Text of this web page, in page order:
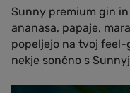
Sunny premium gin
ananasa, papaje,
popeljejo na tvoj feel-
nekje sončno s